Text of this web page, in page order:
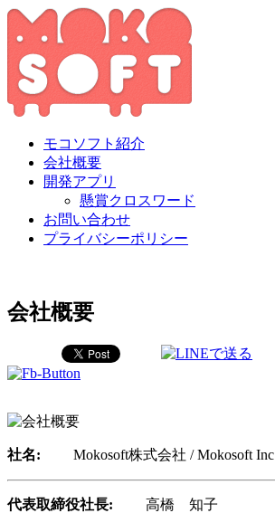
モコソフト紹介
会社概要
開発アプリ
懸賞クロスワード
お問い合わせ
プライバシーポリシー
会社概要
社名: Mokosoft株式会社 / Mokosoft Inc
代表取締役社長: 高橋 知子